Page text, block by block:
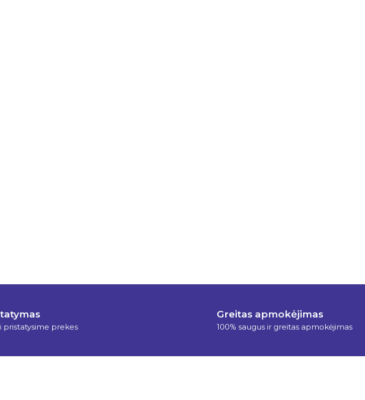
pristatysime prekes
Greitas apmokėjimas
100% saugus ir greitas apmokėjimas